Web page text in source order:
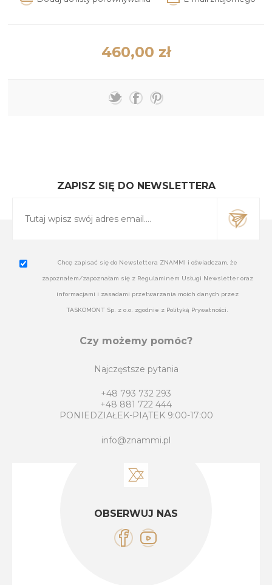
460,00 zł
ZAPISZ SIĘ DO NEWSLETTERA
Chcę zapisać się do Newslettera ZNAMMI i oświadczam, że
zapoznałem/zapoznałam się z Regulaminem Usługi Newsletter oraz
informacjami i zasadami przetwarzania moich danych przez
TASKOMONT Sp. z o.o. zgodnie z Polityką Prywatności.
Czy możemy pomóc?
Najczęstsze pytania
+48 793 732 293
+48 881 722 444
PONIEDZIAŁEK-PIĄTEK 9:00-17:00
info@znammi.pl
OBSERWUJ NAS